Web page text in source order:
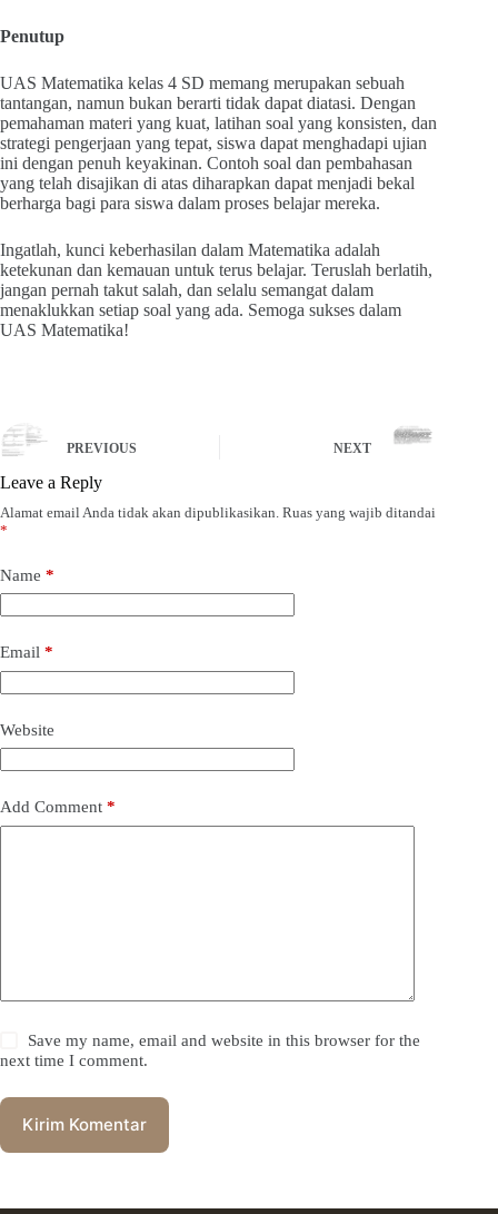
Penutup
UAS Matematika kelas 4 SD memang merupakan sebuah
tantangan, namun bukan berarti tidak dapat diatasi. Dengan
pemahaman materi yang kuat, latihan soal yang konsisten, dan
strategi pengerjaan yang tepat, siswa dapat menghadapi ujian
ini dengan penuh keyakinan. Contoh soal dan pembahasan
yang telah disajikan di atas diharapkan dapat menjadi bekal
berharga bagi para siswa dalam proses belajar mereka.
Ingatlah, kunci keberhasilan dalam Matematika adalah
ketekunan dan kemauan untuk terus belajar. Teruslah berlatih,
jangan pernah takut salah, dan selalu semangat dalam
menaklukkan setiap soal yang ada. Semoga sukses dalam
UAS Matematika!
PREVIOUS NEXT
Leave a Reply
Alamat email Anda tidak akan dipublikasikan. Ruas yang wajib ditandai
*
Name *
Email *
Website
Add Comment *
Save my name, email and website in this browser for the
next time I comment.
Kirim Komentar